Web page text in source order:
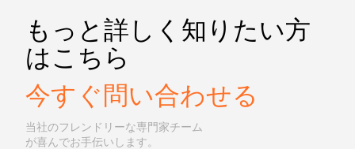
もっと詳しく知りたい方
はこちら
今すぐ問い合わせる
当社のフレンドリーな専門家チーム
が喜んでお手伝いします。